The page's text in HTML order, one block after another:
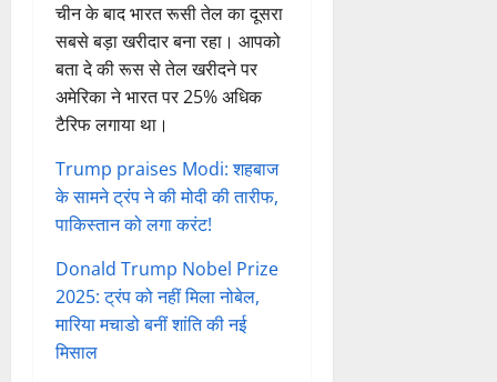
चीन के बाद भारत रूसी तेल का दूसरा
सबसे बड़ा खरीदार बना रहा। आपको
बता दे की रूस से तेल खरीदने पर
अमेरिका ने भारत पर 25% अधिक
टैरिफ लगाया था।
Trump praises Modi: शहबाज
के सामने ट्रंप ने की मोदी की तारीफ,
पाकिस्तान को लगा करंट!
Donald Trump Nobel Prize
2025: ट्रंप को नहीं मिला नोबेल,
मारिया मचाडो बनीं शांति की नई
मिसाल